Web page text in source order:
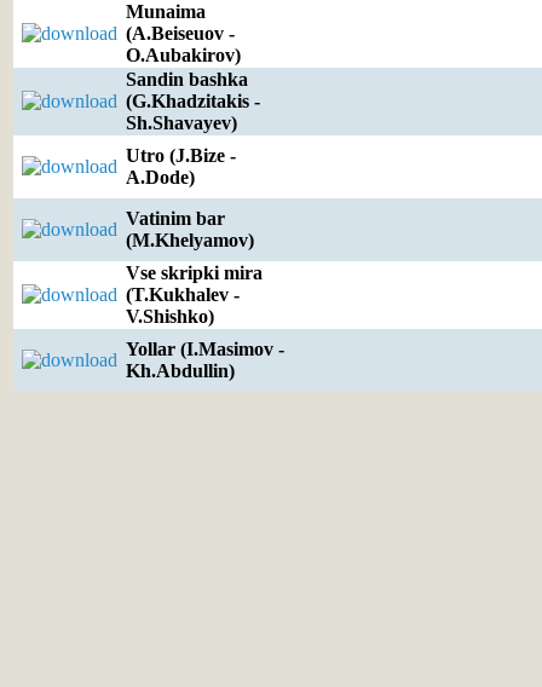
Munaima
(A.Beiseuov -
O.Aubakirov)
Sandin bashka
(G.Khadzitakis -
Sh.Shavayev)
Utro (J.Bize -
A.Dode)
Vatinim bar
(M.Khelyamov)
Vse skripki mira
(T.Kukhalev -
V.Shishko)
Yollar (I.Masimov -
Kh.Abdullin)